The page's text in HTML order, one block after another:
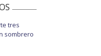
tres
sombrero